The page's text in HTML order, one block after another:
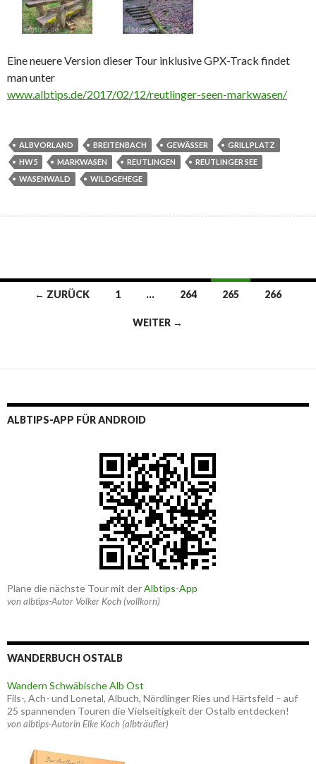
Eine neuere Version dieser Tour inklusive GPX-Track findet
man unter
www.albtips.de/2017/02/12/reutlinger-seen-markwasen/
ALBVORLAND BREITENBACH GEWÄSSER
GRILLPLATZ
HW5
MARKWASEN REUTLINGEN
REUTLINGER SEE
WASENWALD
WILDGEHEGE
Beitragsnavigation
← ZURÜCK 1 … 264 265 266
WEITER →
ALBTIPS-APP FÜR ANDROID
Plane die nächste Tour mit derAlbtips-App
von albtips-Autor Volker Koch (vollkorn)
WANDERBUCH OSTALB
Wandern Schwäbische Alb Ost
Fils-, Ach- und Lonetal, Albuch, Nördlinger Ries und Härtsfeld – auf
25 spannenden Touren die Vielseitigkeit der Ostalb entdecken!
von albtips-Autorin Elke Koch (albträufler)